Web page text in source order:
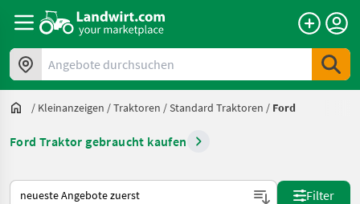
Angebote durchsuchen
/ Kleinanzeigen /Traktoren /Standard Traktoren / Ford
Ford Traktor gebraucht kaufen
So wird auf Landwirt.com sortiert
Filter